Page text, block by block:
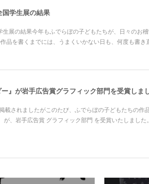
学生展の結果
展の結果今年もふでらぼの子どもたちが、日々のお
品を書くまでには、うまくいかない日も、何度も書
ー』が岩手広告賞グラフィック部門を受賞しま
載されましたがこのたび、ふでらぼの子どもたちの作
が、岩手広告賞 グラフィック部門 を受賞いたしました